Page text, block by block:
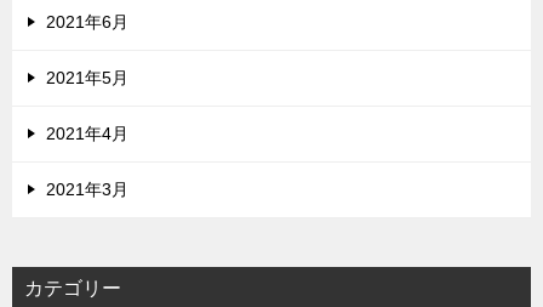
2021年6月
2021年5月
2021年4月
2021年3月
カテゴリー